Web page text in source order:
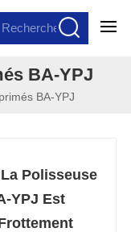
BA-YPJ
BA-YPJ
Polisseuse
YPJ Est